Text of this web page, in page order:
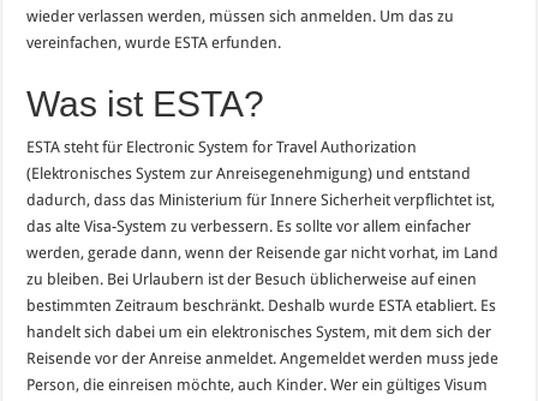
wieder verlassen werden, müssen sich anmelden. Um das zu
vereinfachen, wurde ESTA erfunden.
Was ist ESTA?
ESTA steht für Electronic System for Travel Authorization
(Elektronisches System zur Anreisegenehmigung) und entstand
dadurch, dass das Ministerium für Innere Sicherheit verpflichtet ist,
das alte Visa-System zu verbessern. Es sollte vor allem einfacher
werden, gerade dann, wenn der Reisende gar nicht vorhat, im Land
zu bleiben. Bei Urlaubern ist der Besuch üblicherweise auf einen
bestimmten Zeitraum beschränkt. Deshalb wurde ESTA etabliert. Es
handelt sich dabei um ein elektronisches System, mit dem sich der
Reisende vor der Anreise anmeldet. Angemeldet werden muss jede
Person, die einreisen möchte, auch Kinder. Wer ein gültiges Visum